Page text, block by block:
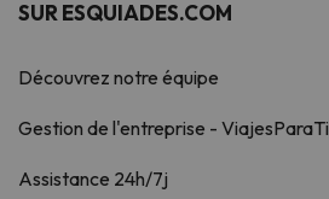
SUR ESQUIADES.COM
Découvrez notre équipe
Gestion de l'entreprise - ViajesParaTi
Assistance 24h/7j